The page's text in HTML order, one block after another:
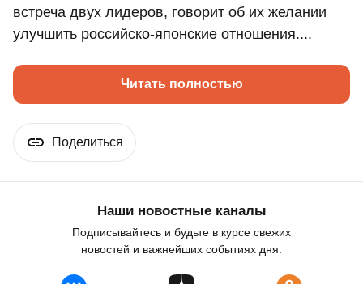
встреча двух лидеров, говорит об их желании
улучшить российско-японские отношения....
Читать полностью
Поделиться
Наши новостные каналы
Подписывайтесь и будьте в курсе свежих
новостей и важнейших событиях дня.